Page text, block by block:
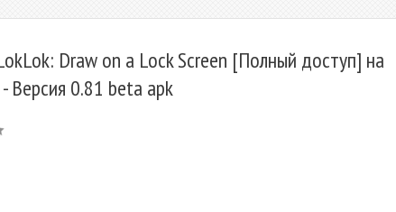
Draw on a Lock Screen [Полный доступ] на
Версия 0.81 beta apk